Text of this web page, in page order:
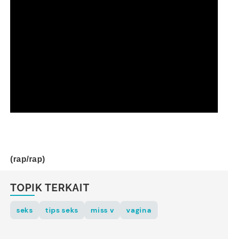
(rap/rap)
TOPIK TERKAIT
seks tips seks miss v vagina